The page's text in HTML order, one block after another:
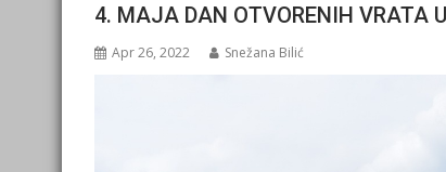
4. MAJA DAN OTVORENIH VRATA
Apr 26, 2022 Snežana Bilić